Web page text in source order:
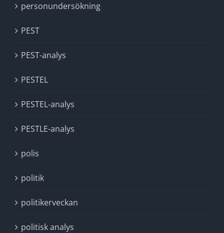
personundersökning
PEST
PEST-analys
PESTEL
PESTEL-analys
PESTLE-analys
polis
politik
politikerveckan
politisk analys